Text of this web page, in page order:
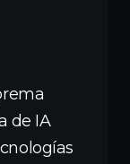
de IA